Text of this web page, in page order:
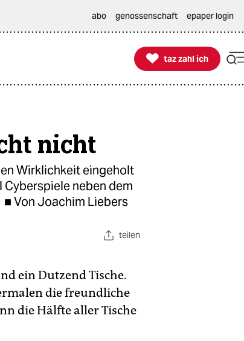
abo genossenschaft epaper login

taz zahl ich
taz zahl ich
nicht
Wirklichkeit eingeholt
Cyberspiele neben dem
Von Joachim Liebers
teilen
ein Dutzend Tische.
die freundliche
die Hälfte aller Tische